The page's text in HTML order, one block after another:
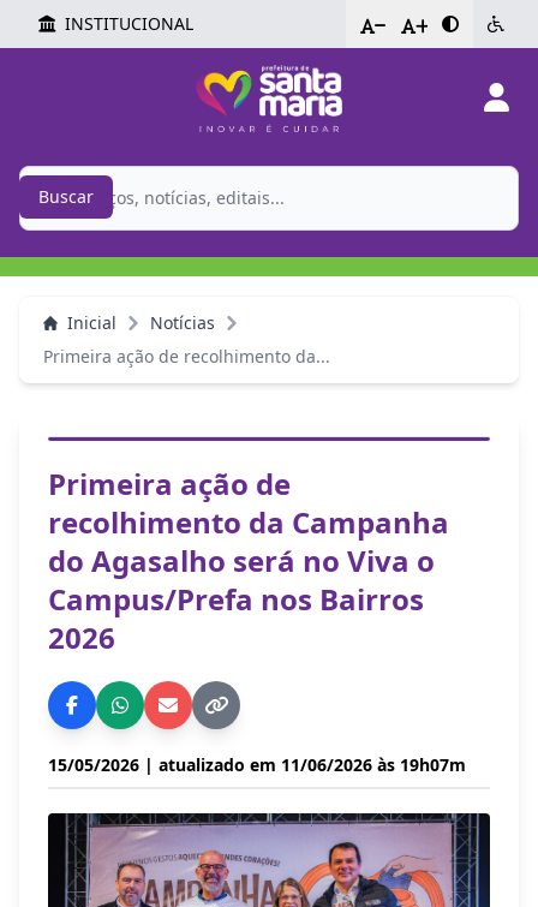
INSTITUCIONAL - +
Buscar
Inicial
Notícias
Primeira ação de recolhimento da...
Primeira ação de
recolhimento da Campanha
do Agasalho será no Viva o
Campus/Prefa nos Bairros
2026
15/05/2026 | atualizado em 11/06/2026 às 19h07m